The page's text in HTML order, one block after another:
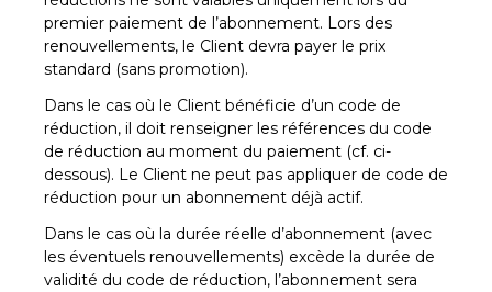
premier paiement de l’abonnement. Lors des
renouvellements, le Client devra payer le prix
standard (sans promotion).
Dans le cas où le Client bénéficie d’un code de
réduction, il doit renseigner les références du code
de réduction au moment du paiement (cf. ci-
dessous). Le Client ne peut pas appliquer de code de
réduction pour un abonnement déjà actif.
Dans le cas où la durée réelle d’abonnement (avec
les éventuels renouvellements) excède la durée de
validité du code de réduction, l’abonnement sera